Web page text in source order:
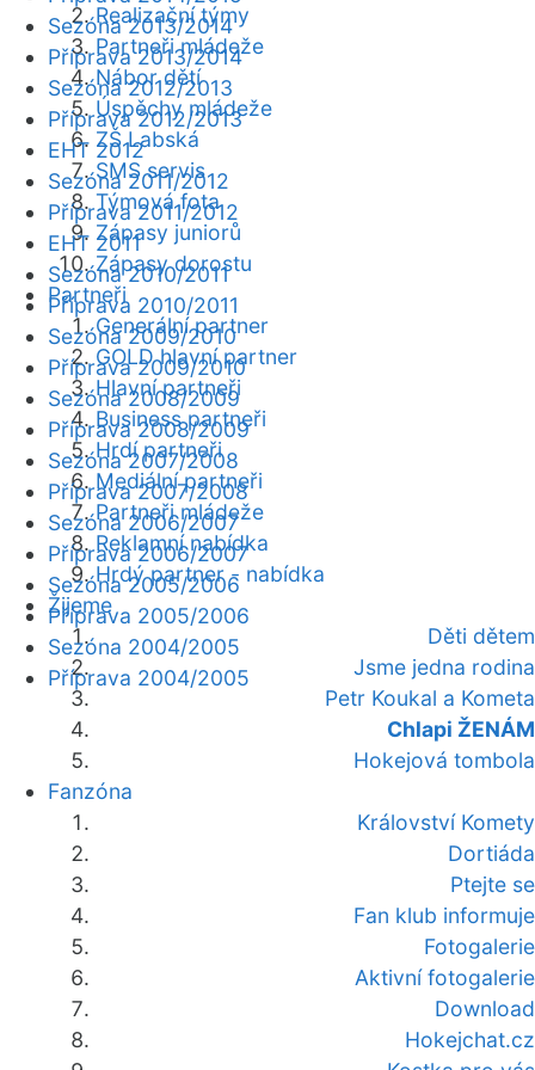
Realizační týmy
Partneři mládeže
Nábor dětí
Úspěchy mládeže
ZŠ Labská
SMS servis
Týmová fota
Zápasy juniorů
Zápasy dorostu
Partneři
Generální partner
GOLD hlavní partner
Hlavní partneři
Business partneři
Hrdí partneři
Mediální partneři
Partneři mládeže
Reklamní nabídka
Hrdý partner - nabídka
Žijeme
Děti dětem
Jsme jedna rodina
Petr Koukal a Kometa
Chlapi ŽENÁM
Hokejová tombola
Fanzóna
Království Komety
Dortiáda
Ptejte se
Fan klub informuje
Fotogalerie
Aktivní fotogalerie
Download
Hokejchat.cz
Sezóna 2013/2014
Příprava 2013/2014
Sezóna 2012/2013
Příprava 2012/2013
EHT 2012
Sezóna 2011/2012
Příprava 2011/2012
EHT 2011
Sezóna 2010/2011
Příprava 2010/2011
Sezóna 2009/2010
Příprava 2009/2010
Sezóna 2008/2009
Příprava 2008/2009
Sezóna 2007/2008
Příprava 2007/2008
Sezóna 2006/2007
Příprava 2006/2007
Sezóna 2005/2006
Příprava 2005/2006
Sezóna 2004/2005
Příprava 2004/2005